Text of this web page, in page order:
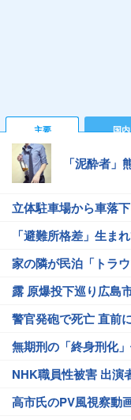
主要 国内
「泥酔者」
立体駐車場から車落
「避難所格差」生ま
家の隣が民泊「トラウ
露 原爆投下巡り広島
警官発砲で死亡 直前
無期刑の「終身刑化
NHK職員性被害 出演
高市氏のPV風視察動